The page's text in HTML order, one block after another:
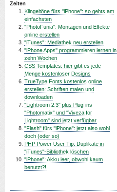
Zeiten
Klingeltöne fürs "iPhone": so gehts am
einfachsten
"PhotoFunia": Montagen und Effekte
online erstellen
"iTunes": Mediathek neu erstellen
"iPhone Apps" programmieren lernen in
zehn Wochen
CSS Templates: hier gibt es jede
Menge kostenloser Designs
TrueType Fonts kostenlos online
erstellen: Schriften malen und
downloaden
"Lightroom 2.3" plus Plug-ins
"Photomatix" und "Viveza for
Lightroom" sind jetzt verfügbar
"Flash" fürs "iPhone": jetzt also wohl
doch (oder so)
PHP Power User Tip: Duplikate in
"iTunes"-Bibliothek löschen
"iPhone": Akku leer, obwohl kaum
benutzt?!